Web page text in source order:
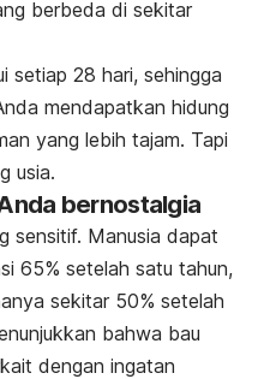
berbeda di sekitar
setiap 28 hari, sehingga
mendapatkan hidung
yang lebih tajam. Tapi
usia.
bernostalgia
sensitif. Manusia dapat
65% setelah satu tahun,
sekitar 50% setelah
bahwa bau
dengan ingatan